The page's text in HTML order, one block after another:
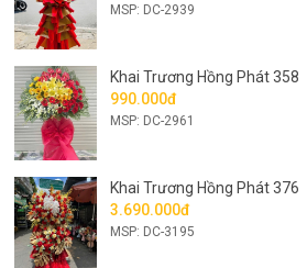
MSP: DC-2939
Khai Trương Hồng Phát 358
990.000đ
MSP: DC-2961
Khai Trương Hồng Phát 376
3.690.000đ
MSP: DC-3195